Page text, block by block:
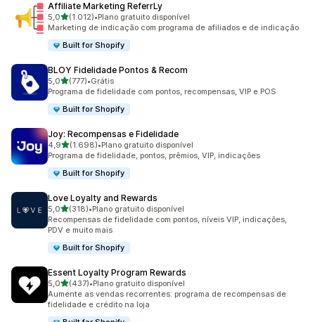
Affiliate Marketing ReferrLy
5,0de 5 estrelas
(1.012)
1012 avaliações ao todo
•Plano gratuito disponível
Marketing de indicação com programa de afiliados e de indicação
Built for Shopify
BLOY Fidelidade Pontos & Recom
5,0de 5 estrelas
(777)
777 avaliações ao todo
•Grátis
Programa de fidelidade com pontos, recompensas, VIP e POS
Built for Shopify
Joy: Recompensas e Fidelidade
4,9de 5 estrelas
(1.698)
1698 avaliações ao todo
•Plano gratuito disponível
Programa de fidelidade, pontos, prêmios, VIP, indicações
Built for Shopify
Love Loyalty and Rewards
5,0de 5 estrelas
(318)
318 avaliações ao todo
•Plano gratuito disponível
Recompensas de fidelidade com pontos, níveis VIP, indicações,
PDV e muito mais
Built for Shopify
Essent Loyalty Program Rewards
5,0de 5 estrelas
(437)
437 avaliações ao todo
•Plano gratuito disponível
Aumente as vendas recorrentes: programa de recompensas de
fidelidade e crédito na loja